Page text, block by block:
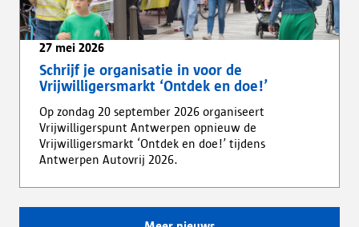
27 mei 2026
Schrijf je organisatie in voor de
Vrijwilligersmarkt ‘Ontdek en doe!’
Op zondag 20 september 2026 organiseert
Vrijwilligerspunt Antwerpen opnieuw de
Vrijwilligersmarkt ‘Ontdek en doe!’ tijdens
Antwerpen Autovrij 2026.